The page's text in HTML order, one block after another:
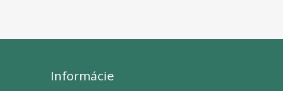
Informácie